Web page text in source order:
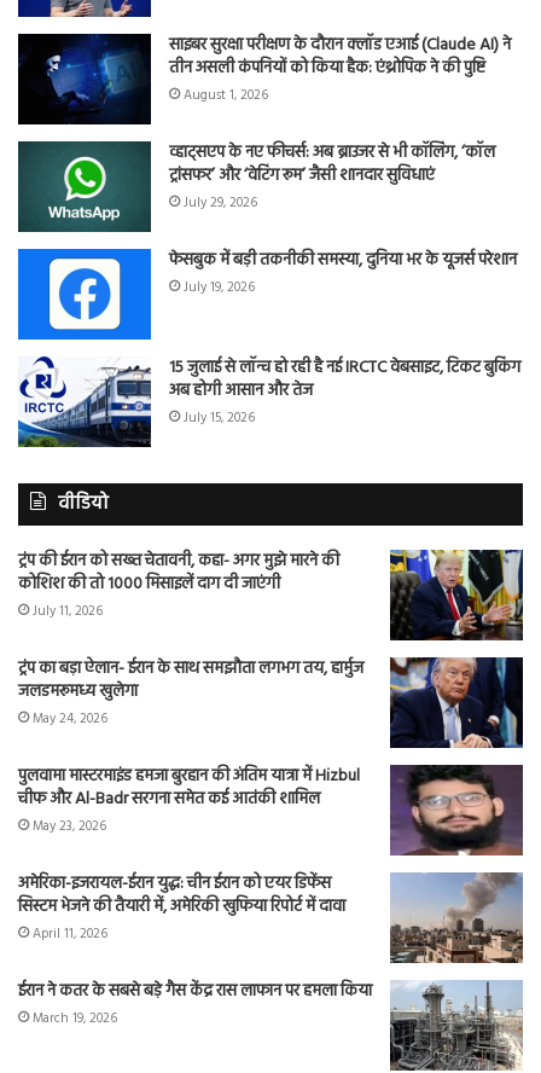
साइबर सुरक्षा परीक्षण के दौरान क्लॉड एआई (Claude AI) ने
तीन असली कंपनियों को किया हैक: एंथ्रोपिक ने की पुष्टि
August 1, 2026
व्हाट्सएप के नए फीचर्स: अब ब्राउजर से भी कॉलिंग, ‘कॉल
ट्रांसफर’ और ‘वेटिंग रूम’ जैसी शानदार सुविधाएं
July 29, 2026
फेसबुक में बड़ी तकनीकी समस्या, दुनिया भर के यूजर्स परेशान
July 19, 2026
15 जुलाई से लॉन्च हो रही है नई IRCTC वेबसाइट, टिकट बुकिंग
अब होगी आसान और तेज
July 15, 2026
वीडियो
ट्रंप की ईरान को सख्त चेतावनी, कहा- अगर मुझे मारने की
कोशिश की तो 1000 मिसाइलें दाग दी जाएंगी
July 11, 2026
ट्रंप का बड़ा ऐलान- ईरान के साथ समझौता लगभग तय, हार्मुज
जलडमरूमध्य खुलेगा
May 24, 2026
पुलवामा मास्टरमाइंड हमजा बुरहान की अंतिम यात्रा में Hizbul
चीफ और Al-Badr सरगना समेत कई आतंकी शामिल
May 23, 2026
अमेरिका-इजरायल-ईरान युद्ध: चीन ईरान को एयर डिफेंस
सिस्टम भेजने की तैयारी में, अमेरिकी खुफिया रिपोर्ट में दावा
April 11, 2026
ईरान ने कतर के सबसे बड़े गैस केंद्र रास लाफान पर हमला किया
March 19, 2026